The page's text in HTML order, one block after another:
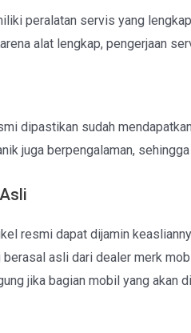
peralatan servis yang
alat lengkap, pengerjaan
dipastikan sudah
juga berpengalaman,
resmi dapat dijamin
asli dari dealer merk
jika bagian mobil yang akan